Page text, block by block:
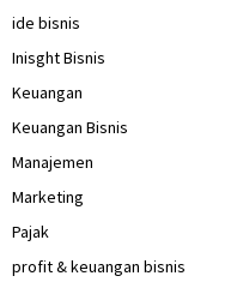
ide bisnis
Inisght Bisnis
Keuangan
Keuangan Bisnis
Manajemen
Marketing
Pajak
profit & keuangan bisnis